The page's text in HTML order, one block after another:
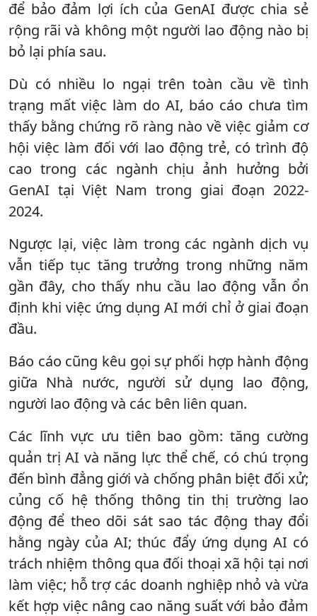
để bảo đảm lợi ích của GenAI được chia sẻ
rộng rãi và không một người lao động nào bị
bỏ lại phía sau.
Dù có nhiều lo ngại trên toàn cầu về tình
trạng mất việc làm do AI, báo cáo chưa tìm
thấy bằng chứng rõ ràng nào về việc giảm cơ
hội việc làm đối với lao động trẻ, có trình độ
cao trong các ngành chịu ảnh hưởng bởi
GenAI tại Việt Nam trong giai đoạn 2022-
2024.
Ngược lại, việc làm trong các ngành dịch vụ
vẫn tiếp tục tăng trưởng trong những năm
gần đây, cho thấy nhu cầu lao động vẫn ổn
định khi việc ứng dụng AI mới chỉ ở giai đoạn
đầu.
Báo cáo cũng kêu gọi sự phối hợp hành động
giữa Nhà nước, người sử dụng lao động,
người lao động và các bên liên quan.
Các lĩnh vực ưu tiên bao gồm: tăng cường
quản trị AI và năng lực thể chế, có chú trọng
đến bình đẳng giới và chống phân biệt đối xử;
củng cố hệ thống thông tin thị trường lao
động để theo dõi sát sao tác động thay đổi
hằng ngày của AI; thúc đẩy ứng dụng AI có
trách nhiệm thông qua đối thoại xã hội tại nơi
làm việc; hỗ trợ các doanh nghiệp nhỏ và vừa
kết hợp việc nâng cao năng suất với bảo đảm